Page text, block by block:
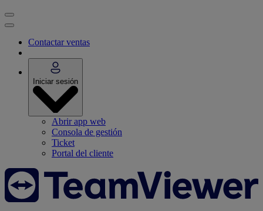
Contactar ventas
Iniciar sesión
Abrir app web
Consola de gestión
Ticket
Portal del cliente